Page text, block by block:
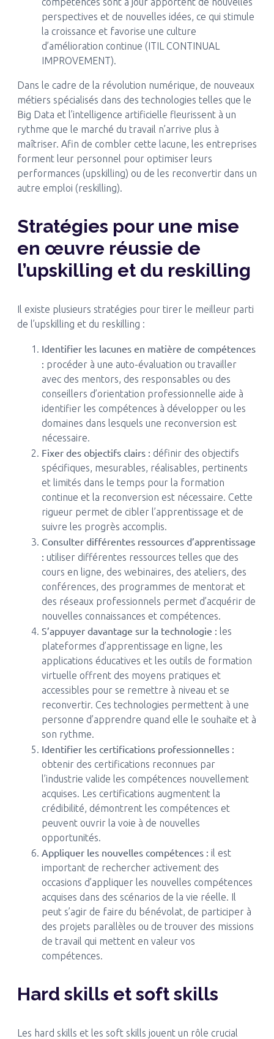
perspectives et de nouvelles idées, ce qui stimule
la croissance et favorise une culture
d’amélioration continue (ITIL CONTINUAL
IMPROVEMENT).
Dans le cadre de la révolution numérique, de nouveaux
métiers spécialisés dans des technologies telles que le
Big Data et l’intelligence artificielle fleurissent à un
rythme que le marché du travail n’arrive plus à
maîtriser. Afin de combler cette lacune, les entreprises
forment leur personnel pour optimiser leurs
performances (upskilling) ou de les reconvertir dans un
autre emploi (reskilling).
Stratégies pour une mise
en œuvre réussie de
l’upskilling et du reskilling
Il existe plusieurs stratégies pour tirer le meilleur parti
de l’upskilling et du reskilling :
Identifier les lacunes en matière de compétences
: procéder à une auto-évaluation ou travailler
avec des mentors, des responsables ou des
conseillers d’orientation professionnelle aide à
identifier les compétences à développer ou les
domaines dans lesquels une reconversion est
nécessaire.
Fixer des objectifs clairs : définir des objectifs
spécifiques, mesurables, réalisables, pertinents
et limités dans le temps pour la formation
continue et la reconversion est nécessaire. Cette
rigueur permet de cibler l’apprentissage et de
suivre les progrès accomplis.
Consulter différentes ressources d’apprentissage
: utiliser différentes ressources telles que des
cours en ligne, des webinaires, des ateliers, des
conférences, des programmes de mentorat et
des réseaux professionnels permet d’acquérir de
nouvelles connaissances et compétences.
S’appuyer davantage sur la technologie : les
plateformes d’apprentissage en ligne, les
applications éducatives et les outils de formation
virtuelle offrent des moyens pratiques et
accessibles pour se remettre à niveau et se
reconvertir. Ces technologies permettent à une
personne d’apprendre quand elle le souhaite et à
son rythme.
Identifier les certifications professionnelles :
obtenir des certifications reconnues par
l’industrie valide les compétences nouvellement
acquises. Les certifications augmentent la
crédibilité, démontrent les compétences et
peuvent ouvrir la voie à de nouvelles
opportunités.
Appliquer les nouvelles compétences : il est
important de rechercher activement des
occasions d’appliquer les nouvelles compétences
acquises dans des scénarios de la vie réelle. Il
peut s’agir de faire du bénévolat, de participer à
des projets parallèles ou de trouver des missions
de travail qui mettent en valeur vos
compétences.
Hard skills et soft skills
Les hard skills et les soft skills jouent un rôle crucial